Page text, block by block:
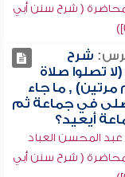
( شرح سنن أبي
شرح
تصلوا صلاة
, ما جاء
في جماعة ثم
أيعيد؟
عبد المحسن العباد
( شرح سنن أبي